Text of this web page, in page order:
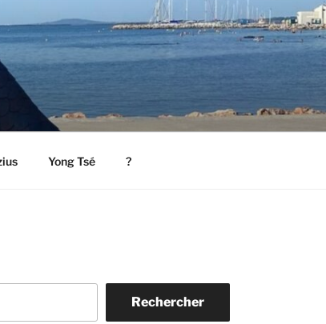
Yong Tsé ?
Rechercher